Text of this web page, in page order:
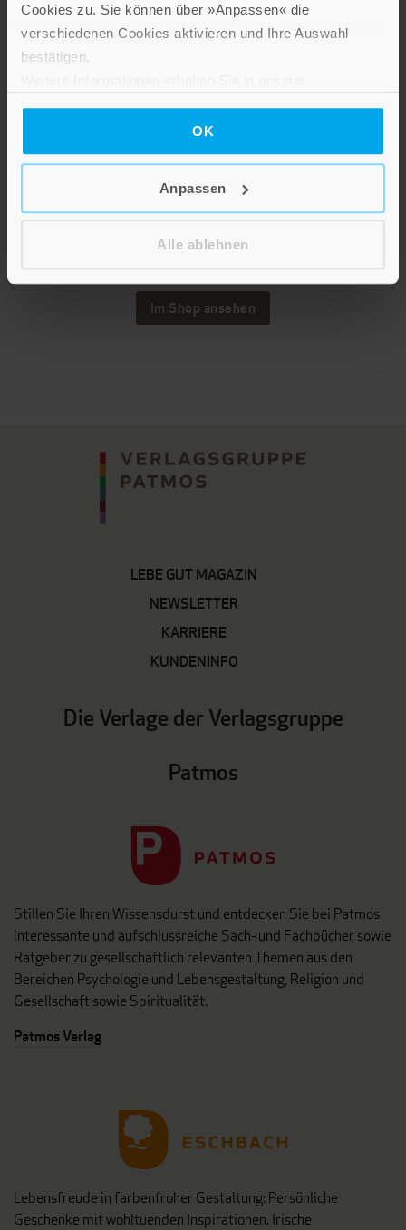
Cookies zu. Sie können über »Anpassen« die
verschiedenen Cookies aktivieren und Ihre Auswahl
bestätigen.
OK
Anpassen
Alle ablehnen
Gert Kollmer-von Oheimb-Loup
Die Bestände des Wirtschaftsarchivs Baden-
Württemberg
Im Shop ansehen
LEBE GUT MAGAZIN
NEWSLETTER
KARRIERE
KUNDENINFO
Die Verlage der Verlagsgruppe
Patmos
Stillen Sie Ihren Wissensdurst und entdecken Sie bei Patmos
interessante und aufschlussreiche Sach- und Fachbücher sowie
Ratgeber zu gesellschaftlich relevanten Themen aus den
Bereichen Psychologie und Lebensgestaltung, Religion und
Gesellschaft sowie Spiritualität.
Patmos Verlag
Lebensfreude in farbenfroher Gestaltung: Persönliche
Geschenke mit wohltuenden Inspirationen. Irische